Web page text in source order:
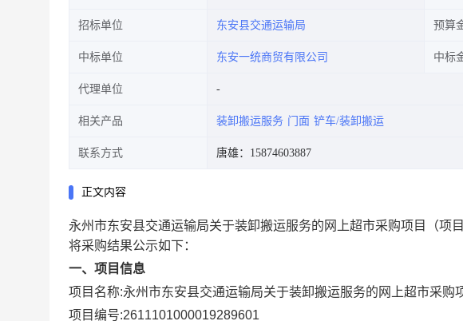
招标单位 东安县交通运输局 预算
中标单位 东安一统商贸有限公司 中标
代理单位
相关产品 装卸搬运服务 门面 铲车/装卸搬运
联系方式 唐雄：15874603887
正文内容
永州市东安县交通运输局关于装卸搬运服务的网上超市采购项目 （项
将采购结果公示如下：
一、项目信息
项目名称:永州市东安县交通运输局关于装卸搬运服务的网上超市采购
项目编号:2611101000019289601